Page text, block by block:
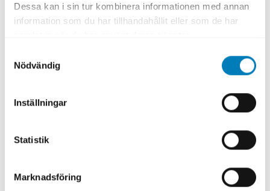
Dessa kan i sin tur kombinera informationen med annan
information som du har tillhandahållit eller som de har
Nödvändig
Inställningar
Statistik
Marknadsföring
Dokumentbibliotek